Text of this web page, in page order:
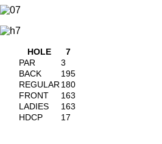
HOLE
7
PAR
3
BACK
195
REGULAR 180
FRONT
163
LADIES
163
HDCP
17